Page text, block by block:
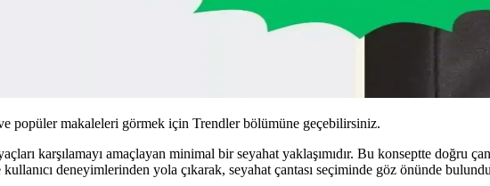
popüler makaleleri görmek için Trendler bölümüne geçebilirsiniz.
karşılamayı amaçlayan minimal bir seyahat yaklaşımıdır. Bu konseptte doğru
deneyimlerinden yola çıkarak, seyahat çantası seçiminde göz önünde